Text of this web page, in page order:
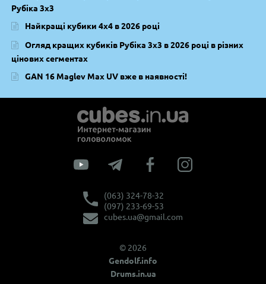
Рубіка 3х3
Найкращі кубики 4х4 в 2026 році
Огляд кращих кубиків Рубіка 3х3 в 2026 році в різних
цінових сегментах
GAN 16 Maglev Max UV вже в наявності!
(063) 324-78-32
(097) 233-69-53
cubes.ua@gmail.com
© 2026
Gendolf.info
Drums.in.ua